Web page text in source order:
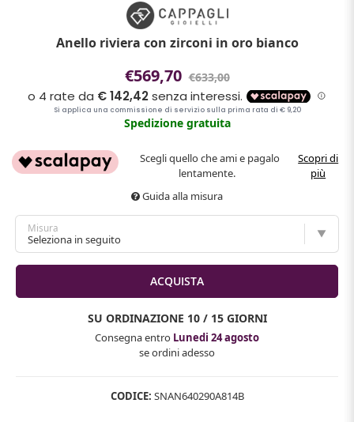
Anello riviera con zirconi in oro bianco
€569,70 €633,00
Spedizione gratuita
Scegli quello che ami e pagalo
lentamente.
Scopri di
più
Guida alla misura
Misura
SU ORDINAZIONE 10 / 15 GIORNI
Consegna entro Lunedi 24 agosto
se ordini adesso
CODICE: SNAN640290A814B